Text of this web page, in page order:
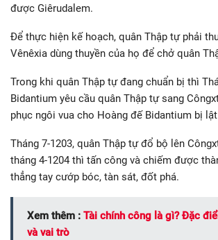
được Giêrudalem.
Để thực hiện kế hoạch, quân Thập tự phải
Vênêxia dùng thuyền của họ để chở quân
Trong khi quân Thập tự đang chuẩn bị thì
Bidantium yêu cầu quân Thập tự sang
phục ngôi vua cho Hoàng đế Bidantium bị
Tháng 7-1203, quân Thập tự đổ bộ lên
tháng 4-1204 thì tấn công và chiếm được
thẳng tay cướp bóc, tàn sát, đốt phá.
Xem thêm : Tài chính công là gì? Đặc
và vai trò